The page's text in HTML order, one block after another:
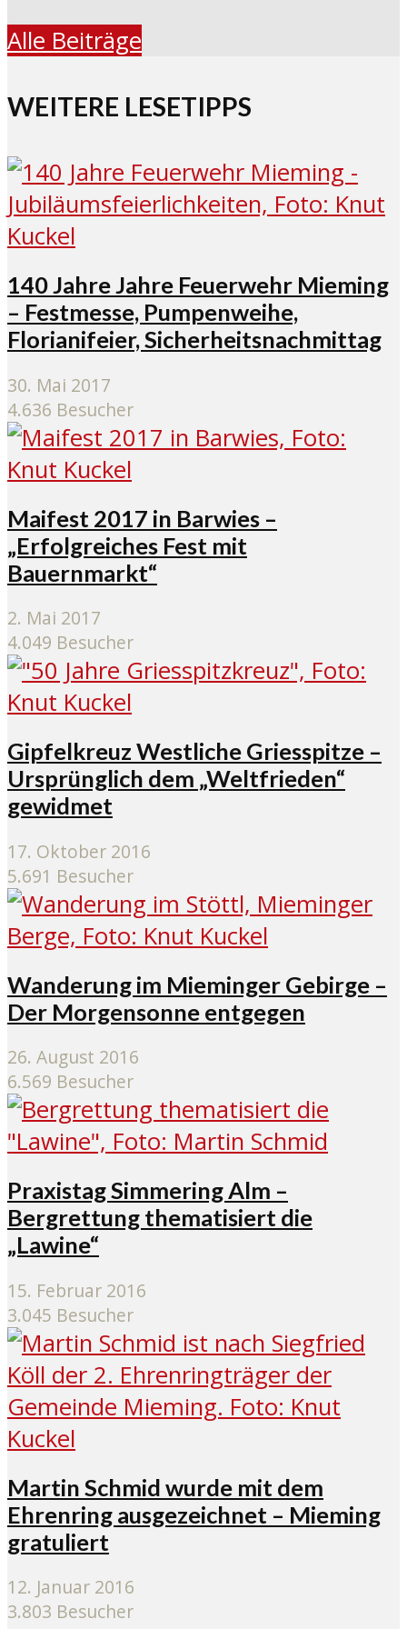
Alle Beiträge
WEITERE LESETIPPS
140 Jahre Jahre Feuerwehr Mieming
– Festmesse, Pumpenweihe,
Florianifeier, Sicherheitsnachmittag
30. Mai 2017
4.636 Besucher
Maifest 2017 in Barwies –
„Erfolgreiches Fest mit
Bauernmarkt“
2. Mai 2017
4.049 Besucher
Gipfelkreuz Westliche Griesspitze –
Ursprünglich dem „Weltfrieden“
gewidmet
17. Oktober 2016
5.691 Besucher
Wanderung im Mieminger Gebirge –
Der Morgensonne entgegen
26. August 2016
6.569 Besucher
Praxistag Simmering Alm –
Bergrettung thematisiert die
„Lawine“
15. Februar 2016
3.045 Besucher
Martin Schmid wurde mit dem
Ehrenring ausgezeichnet – Mieming
gratuliert
12. Januar 2016
3.803 Besucher